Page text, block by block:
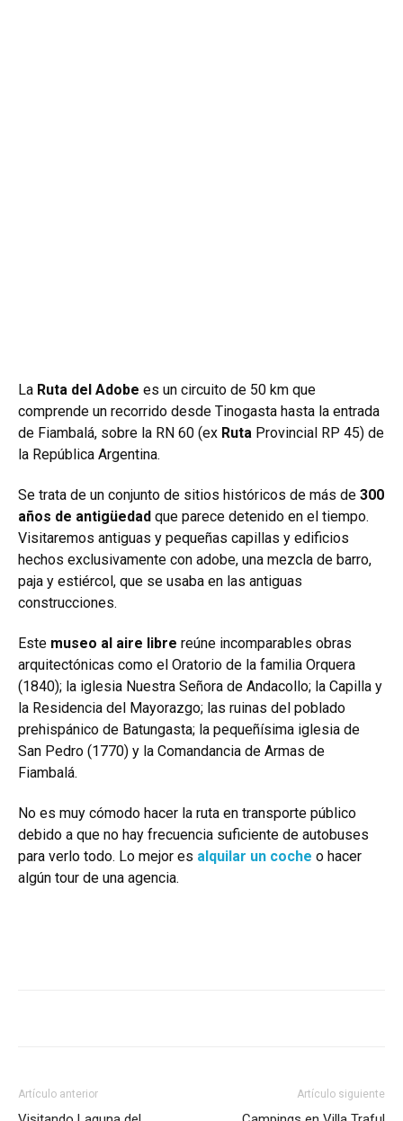
La Ruta del Adobe es un circuito de 50 km que
comprende un recorrido desde Tinogasta hasta la entrada
de Fiambalá, sobre la RN 60 (ex Ruta Provincial RP 45) de
la República Argentina.
Se trata de un conjunto de sitios históricos de más de 300
años de antigüedad que parece detenido en el tiempo.
Visitaremos antiguas y pequeñas capillas y edificios
hechos exclusivamente con adobe, una mezcla de barro,
paja y estiércol, que se usaba en las antiguas
construcciones.
Este museo al aire libre reúne incomparables obras
arquitectónicas como el Oratorio de la familia Orquera
(1840); la iglesia Nuestra Señora de Andacollo; la Capilla y
la Residencia del Mayorazgo; las ruinas del poblado
prehispánico de Batungasta; la pequeñísima iglesia de
San Pedro (1770) y la Comandancia de Armas de
Fiambalá.
No es muy cómodo hacer la ruta en transporte público
debido a que no hay frecuencia suficiente de autobuses
para verlo todo. Lo mejor es alquilar un coche o hacer
algún tour de una agencia.
Artículo anterior Artículo siguiente